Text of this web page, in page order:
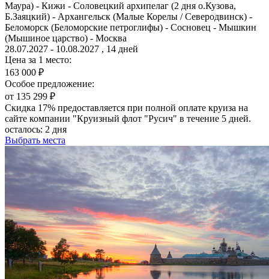
Маура) - Кижи - Соловецкий архипелаг (2 дня о.Кузова,
Б.Заяцкий) - Архангельск (Малые Корелы / Северодвинск) -
Беломорск (Беломорские петроглифы) - Сосновец - Мышкин
(Мышиное царство) - Москва
28.07.2027 - 10.08.2027 , 14 дней
Цена за 1 место:
163 000 ₽
Особое предложение:
от 135 299 ₽
Скидка 17% предоставляется при полной оплате круиза на
сайте компании "Круизный флот "Русич" в течение 5 дней.
осталось: 2 дня
Выбрать места